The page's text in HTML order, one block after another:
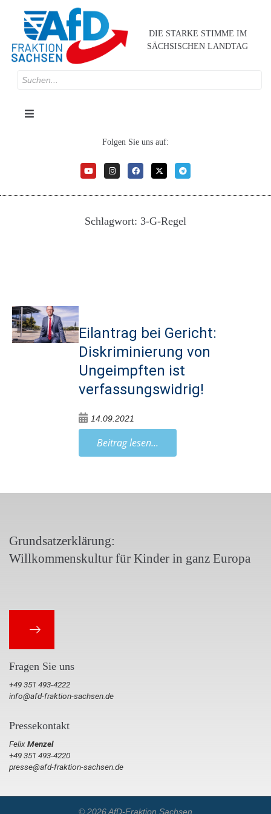
DIE STARKE STIMME IM
SÄCHSISCHEN LANDTAG
Folgen Sie uns auf:
Schlagwort: 3-G-Regel
Eilantrag bei Gericht:
Diskriminierung von
Ungeimpften ist
verfassungswidrig!
14.09.2021
Beitrag lesen...
Grundsatzerklärung:
Willkommenskultur für Kinder in ganz Europa
Fragen Sie uns
+49 351 493-4222
info@afd-fraktion-sachsen.de
Pressekontakt
FelixMenzel
+49 351 493-4220
presse@afd-fraktion-sachsen.de
© 2026 AfD-Fraktion Sachsen